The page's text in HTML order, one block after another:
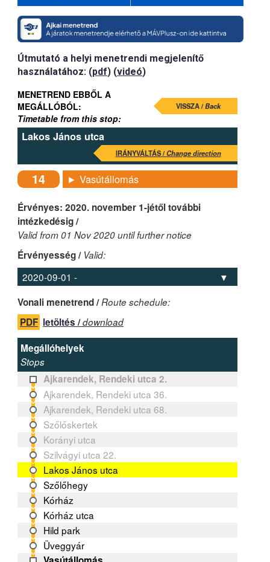
Útmutató a helyi menetrendi megjelenítő
használatához: (pdf) (videó)
MENETREND EBBŐL A
MEGÁLLÓBÓL:
Timetable from this stop:
VISSZA /Back
Lakos János utca
IRÁNYVÁLTÁS /Change direction
14 ► Vasútállomás
Érvényes: 2020. november 1-jétől további
intézkedésig /
Valid from 01 Nov 2020 until further notice
Érvényesség / Valid:
Vonali menetrend /Route schedule:
PDF letöltés /download
Megállóhelyek
Stops
Ajkarendek, Rendeki utca 2.
Ajkarendek, Rendeki utca 36.
Ajkarendek, Rendeki utca 68.
Szőlőskertek
Korányi utca
Szilvágyi utca 22.
Lakos János utca
Szőlőhegy
Kórház
Kórház utca
Hild park
Üveggyár